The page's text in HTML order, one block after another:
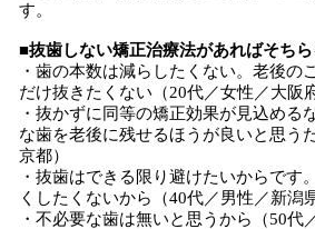
す。
■抜歯しない矯正治療法があればそちら
・歯の本数は減らしたくない。老後の
だけ抜きたくない（20代／女性／大阪
・抜かずに同等の矯正効果が見込める
な歯を老後に残せるほうが良いと思う
京都）
・抜歯はできる限り避けたいからです
くしたくないから（40代／男性／新潟
・不必要な歯は無いと思うから（50代